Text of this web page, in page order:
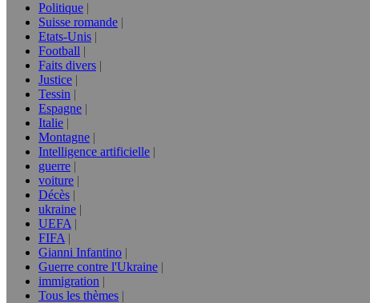
Politique
Suisse romande
Etats-Unis
Football
Faits divers
Justice
Tessin
Espagne
Italie
Montagne
Intelligence artificielle
guerre
voiture
Décès
ukraine
UEFA
FIFA
Gianni Infantino
Guerre contre l'Ukraine
immigration
Tous les thèmes